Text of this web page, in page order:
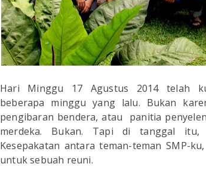
Hari Minggu 17 Agustus 2014 telah
beberapa minggu yang lalu. Bukan
pengibaran bendera, atau panitia
merdeka. Bukan. Tapi di tanggal itu,
Kesepakatan antara teman-teman SMP-
untuk sebuah reuni.